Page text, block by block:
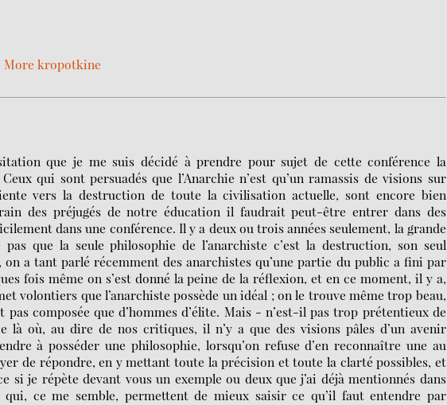
More kropotkine
que je me suis décidé à prendre pour sujet de cette conférence la
qui sont persuadés que l’Anarchie n’est qu’un ramassis de visions sur
vers la destruction de toute la civilisation actuelle, sont encore bien
des préjugés de notre éducation il faudrait peut-être entrer dans des
dans une conférence. Il y a deux ou trois années seulement, la grande
que la seule philosophie de l’anarchiste c’est la destruction, son seul
a tant parlé récemment des anarchistes qu’une partie du public a fini par
fois même on s’est donné la peine de la réflexion, et en ce moment, il y a,
volontiers que l’anarchiste possède un idéal ; on le trouve même trop beau,
composée que d’hommes d’élite. Mais - n’est-il pas trop prétentieux de
là où, au dire de nos critiques, il n’y a que des visions pâles d’un avenir
à posséder une philosophie, lorsqu’on refuse d’en reconnaître une au
de répondre, en y mettant toute la précision et toute la clarté possibles, et
si je répète devant vous un exemple ou deux que j’ai déjà mentionnés dans
ce me semble, permettent de mieux saisir ce qu’il faut entendre par